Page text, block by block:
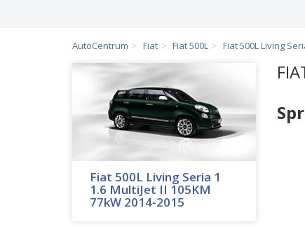
AutoCentrum Fiat Fiat 500L Fiat 500L Living
Fiat 500L Living Seria 1
1.6 MultiJet II 105KM
77kW 2014-2015